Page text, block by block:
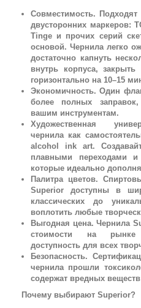
Совместимость.
двусторонних маркеров:
Tinge и прочих серий
основой. Чернила легко
достаточно капнуть
внутрь корпуса,
горизонтально на 10–15
Экономичность. Один
более полных
вашим инструментам.
Художественная
чернила как
alcohol ink art.
плавными переходами
которые идеально
Палитра цветов.
Superior доступны в
классических до
воплотить любые
Выгодная цена. Чернила
стоимости на рынке
доступность для всех
Безопасность.
чернила прошли
содержат вредных веществ
Почему выбирают Superior?